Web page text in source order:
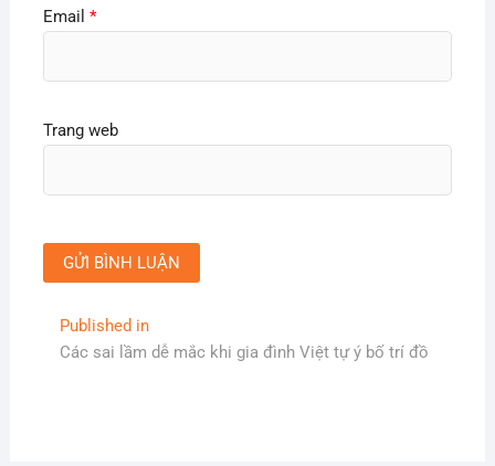
Email *
Trang web
Điều
hướng
Published in
Các sai lầm dễ mắc khi gia đình Việt tự ý bố trí đồ